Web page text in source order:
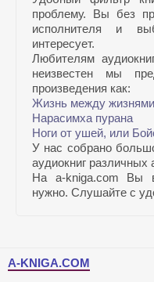
проблему. Вы без
исполнителя и
интересует.
Любителям
неизвестен мы
произведения как:
Жизнь между жизнями
Нарасимха пурана
Ноги от ушей, или
У нас собрано
аудиокниг различных
На a-kniga.com Вы
нужно. Слушайте с
A-KNIGA.COM